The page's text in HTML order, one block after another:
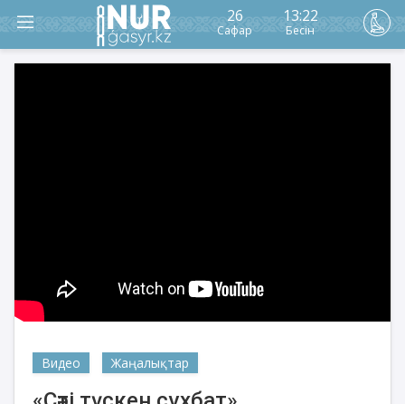
26
Сафар
13:22
Бесін
Видео Жаңалықтар